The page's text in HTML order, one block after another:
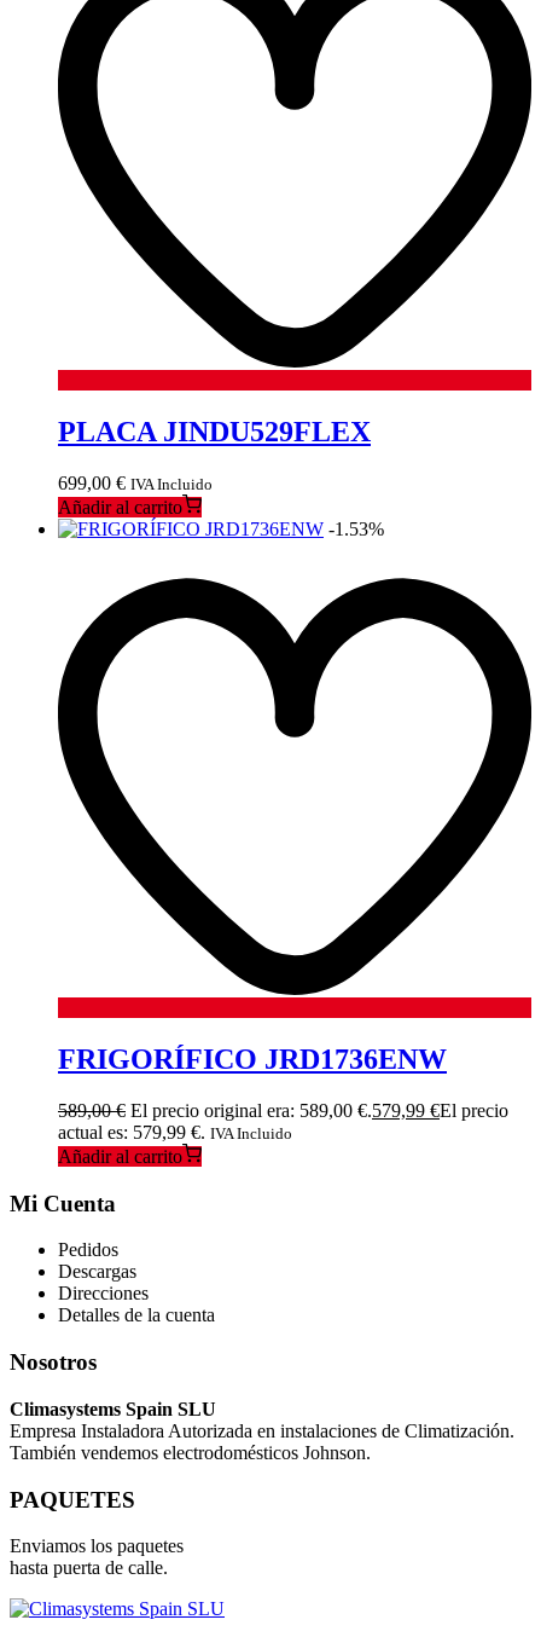
PLACA JINDU529FLEX
699,00 € IVA Incluido
Añadir al carrito
-1.53%
FRIGORÍFICO JRD1736ENW
589,00€ El precio original era: 589,00 €.579,99 €El precio
actual es: 579,99 €. IVA Incluido
Añadir al carrito
Mi Cuenta
Pedidos
Descargas
Direcciones
Detalles de la cuenta
Nosotros
Climasystems Spain SLU
Empresa Instaladora Autorizada en instalaciones de Climatización.
También vendemos electrodomésticos Johnson.
PAQUETES
Enviamos los paquetes
hasta puerta de calle.